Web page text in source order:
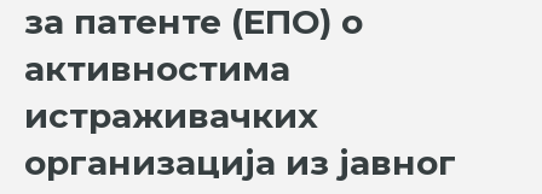
за патенте (ЕПО) о
активностима
истраживачких
организација из јавног